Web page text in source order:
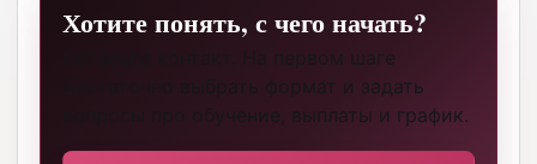
Хотите понять, с чего начать?
Оставьте контакт. На первом шаге
достаточно выбрать формат и задать
вопросы про обучение, выплаты и график.